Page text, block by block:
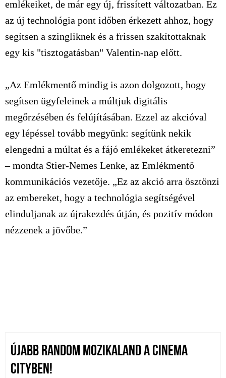
emlékeiket, de már egy új, frissített változatban. Ez
az új technológia pont időben érkezett ahhoz, hogy
segítsen a szingliknek és a frissen szakítottaknak
egy kis "tisztogatásban" Valentin-nap előtt.
„Az Emlékmentő mindig is azon dolgozott, hogy
segítsen ügyfeleinek a múltjuk digitális
megőrzésében és felújításában. Ezzel az akcióval
egy lépéssel tovább megyünk: segítünk nekik
elengedni a múltat és a fájó emlékeket átkeretezni”
– mondta Stier-Nemes Lenke, az Emlékmentő
kommunikációs vezetője. „Ez az akció arra ösztönzi
az embereket, hogy a technológia segítségével
elinduljanak az újrakezdés útján, és pozitív módon
nézzenek a jövőbe.”
ÚJABB RANDOM MOZIKALAND A CINEMA
CITYBEN!